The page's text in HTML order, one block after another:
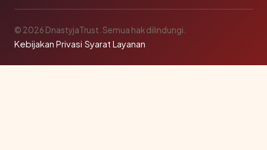
© 2026 DnastyjaTrust. Semua hak dilindungi.
Kebijakan Privasi·Syarat Layanan